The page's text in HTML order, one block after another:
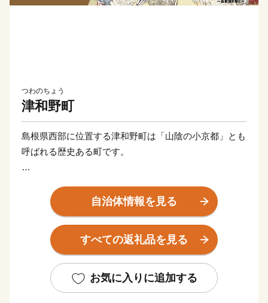
つわのちょう
津和野町
島根県西部に位置する津和野町は「山陰の小京都」とも
呼ばれる歴史ある町です。
有数の水質を誇る高津川や中国山地の山々からの恵みを
受け、歴史と自然が交わる日本の原風景をいまに伝えて
います。町内にあるJR津和野駅は「SLやまぐち号」の
終着駅として、多くのSLファンを出迎えています。
【150年前の風景に、今が見える】
町に残る江戸時代からの情景が現在まで受け継がれてお
自治体情報を見る
すべての返礼品を見る
お気に入りに追加する